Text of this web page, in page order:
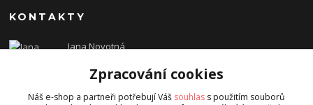
KONTAKTY
Jana Novotná
dzejn.n@email.cz
Zpracování cookies
Náš e-shop a partneři potřebují Váš souhlas s použitím souborů